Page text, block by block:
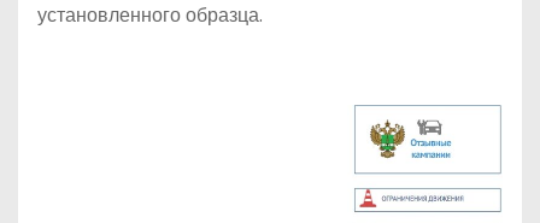
установленного образца.